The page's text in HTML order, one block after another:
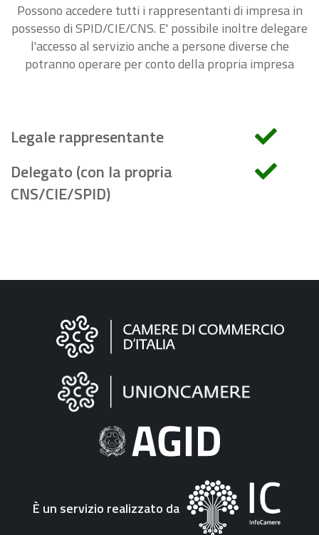
Possono accedere tutti i rappresentanti di impresa in
possesso di SPID/CIE/CNS. E' possibile inoltre delegare
l'accesso al servizio anche a persone diverse che
potranno operare per conto della propria impresa
Legale rappresentante
Delegato (con la propria
CNS/CIE/SPID)
Informazioni
"Fattura
Elettronica"
È un servizio realizzato da